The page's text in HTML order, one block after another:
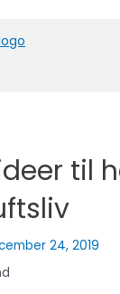
til
24, 2019